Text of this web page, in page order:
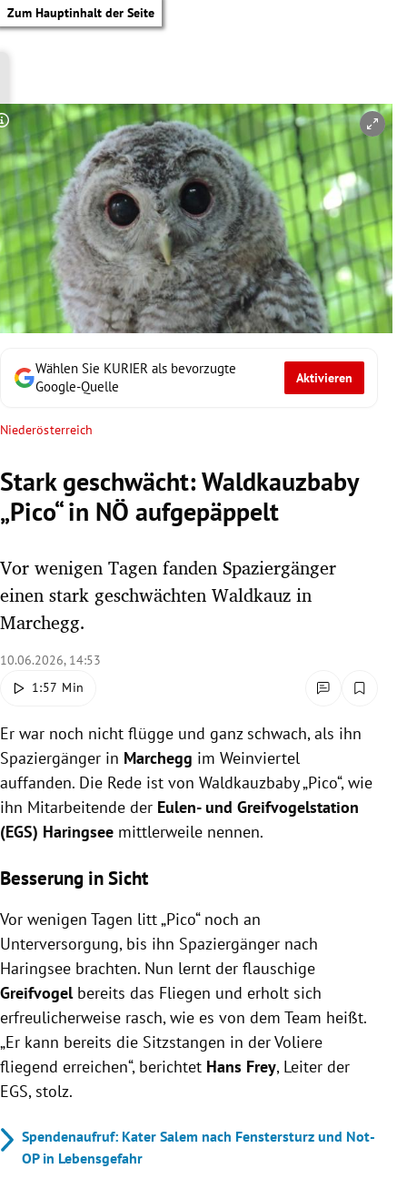
Zum Hauptinhalt der Seite
Untermenü
Untermenü
Untermenü
Untermenü
Untermenü
Untermenü
Untermenü
Untermenü
Untermenü
Wählen Sie KURIER als bevorzugte
Google-Quelle
Aktivieren
Niederösterreich
Stark geschwächt: Waldkauzbaby
„Pico“ in NÖ aufgepäppelt
Vor wenigen Tagen fanden Spaziergänger
einen stark geschwächten Waldkauz in
Marchegg.
10.06.2026, 14:53
1:57 Min
Copyright-Hinweis öffnen/schließen
Er war noch nicht flügge und ganz schwach, als ihn
Spaziergänger in Marchegg im Weinviertel
auffanden. Die Rede ist von Waldkauzbaby „Pico“, wie
ihn Mitarbeitende der Eulen- und Greifvogelstation
(EGS) Haringsee mittlerweile nennen.
Besserung in Sicht
Vor wenigen Tagen litt „Pico“ noch an
Unterversorgung, bis ihn Spaziergänger nach
Haringsee brachten. Nun lernt der flauschige
Greifvogel bereits das Fliegen und erholt sich
erfreulicherweise rasch, wie es von dem Team heißt.
„Er kann bereits die Sitzstangen in der Voliere
fliegend erreichen“, berichtet Hans Frey, Leiter der
EGS, stolz.
Spendenaufruf: Kater Salem nach Fenstersturz und Not-
OP in Lebensgefahr